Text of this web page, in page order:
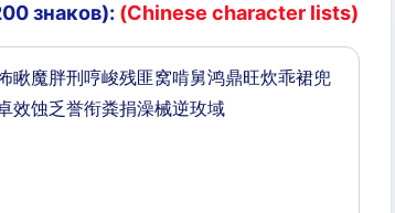
знаков): (Chinese character lists)